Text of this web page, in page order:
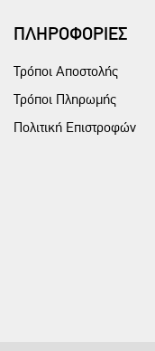
ΠΛΗΡΟΦΟΡΙΕΣ
Τρόποι Αποστολής
Τρόποι Πληρωμής
Πολιτική Επιστροφών